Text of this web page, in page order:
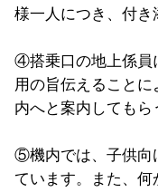
様一人につき、付き
④搭乗口の地上係員
用の旨伝えること
内へと案内してもら
⑤機内では、子供向
ています。また、